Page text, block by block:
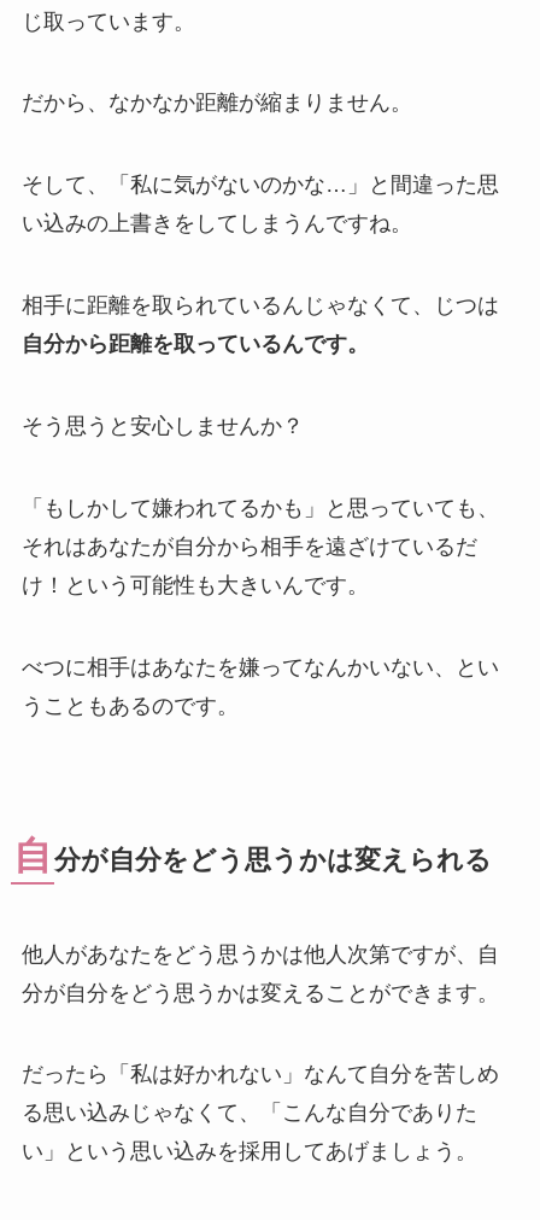
じ取っています。
だから、なかなか距離が縮まりません。
そして、「私に気がないのかな…」と間違った思
い込みの上書きをしてしまうんですね。
相手に距離を取られているんじゃなくて、じつは
自分から距離を取っているんです。
そう思うと安心しませんか？
「もしかして嫌われてるかも」と思っていても、
それはあなたが自分から相手を遠ざけているだ
け！という可能性も大きいんです。
べつに相手はあなたを嫌ってなんかいない、とい
うこともあるのです。
自 分が自分をどう思うかは変えられる
他人があなたをどう思うかは他人次第ですが、自
分が自分をどう思うかは変えることができます。
だったら「私は好かれない」なんて自分を苦しめ
る思い込みじゃなくて、「こんな自分でありた
い」という思い込みを採用してあげましょう。